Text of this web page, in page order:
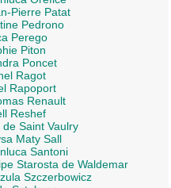
Pierre Patat
Pedrono
Perego
Piton
Poncet
Ragot
Rapoport
Renault
Reshef
de Saint Vaulry
Maty Sall
Santoni
Starosta de Waldemar
Szczerbowicz